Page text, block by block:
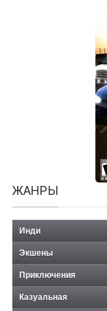
ЖАНРЫ
Инди
Экшены
Приключения
Казуальная